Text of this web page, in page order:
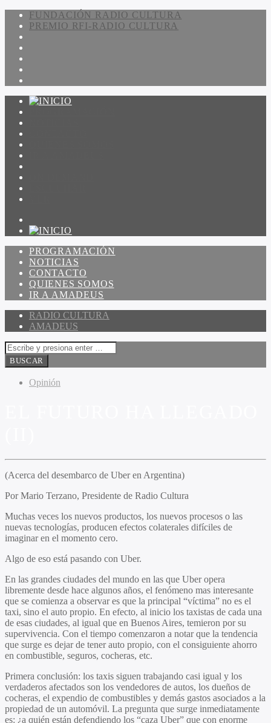
FUNDACIÓN RADIO CULTURA
PREMIO RFI-RADIO CULTURA
PROGRAMACIÓN
NOTICIAS
CONTACTO
QUIENES SOMOS
IR A AMADEUS
RADIO CULTURA
AMADEUS
Opinión
(Acerca del desembarco de Uber en Argentina)
Por Mario Terzano, Presidente de Radio Cultura
Muchas veces los nuevos productos, los nuevos procesos o las
nuevas tecnologías, producen efectos colaterales difíciles de
imaginar en el momento cero.
Algo de eso está pasando con Uber.
En las grandes ciudades del mundo en las que Uber opera
libremente desde hace algunos años, el fenómeno mas interesante
que se comienza a observar es que la principal “víctima” no es el
taxi, sino el auto propio. En efecto, al inicio los taxistas de cada una
de esas ciudades, al igual que en Buenos Aires, temieron por su
supervivencia. Con el tiempo comenzaron a notar que la tendencia
que surge es dejar de tener auto propio, con el consiguiente ahorro
en combustible, seguros, cocheras, etc.
Primera conclusión: los taxis siguen trabajando casi igual y los
verdaderos afectados son los vendedores de autos, los dueños de
cocheras, el expendio de combustibles y demás gastos asociados a la
propiedad de un automóvil. La pregunta que surge inmediatamente
es: ¿a quién están defendiendo los “caza Uber” que con enorme